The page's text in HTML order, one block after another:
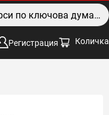
Регистрация Количка